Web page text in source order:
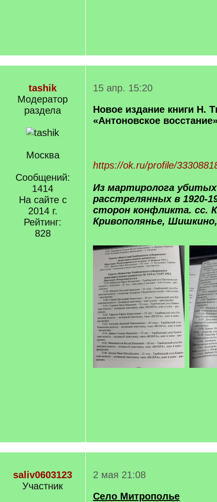
tashik
Модератор
раздела
Москва
Сообщений:
1414
На сайте с
2014 г.
Рейтинг:
828
15 апр. 15:20
Новое издание книги Н.
«Антоновское
https://ok.ru/profile/
Из мартиролога
расстрелянных в 1920-
сторон конфликта. сс.
Кривополянье,
saliv0603123
Участник
2 мая 21:08
Село Митрополье